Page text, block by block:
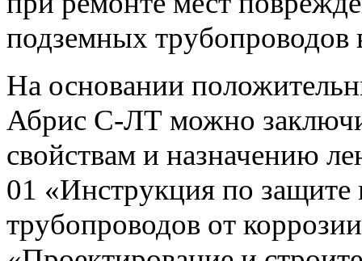
подземных трубопроводов
На основании
Абрис С-ЛТ можно
свойствам и назначению
01 «Инструкция по
трубопроводов от